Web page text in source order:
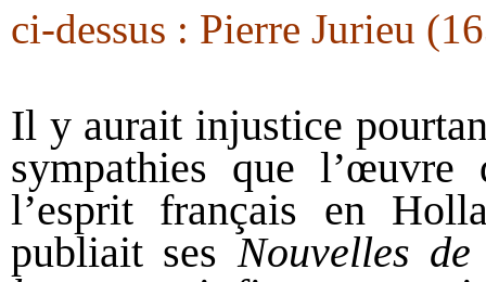
ci-dessus : Pierre Jurieu
Il y aurait injustice
sympathies que
l’esprit français en
publiait ses Nouvelles